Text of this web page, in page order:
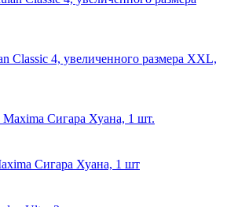
Classic 4, увеличенного размера XXL,
Сигара Хуана, 1 шт